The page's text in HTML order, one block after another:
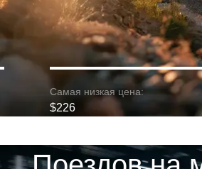
Самая низкая цена:
$226